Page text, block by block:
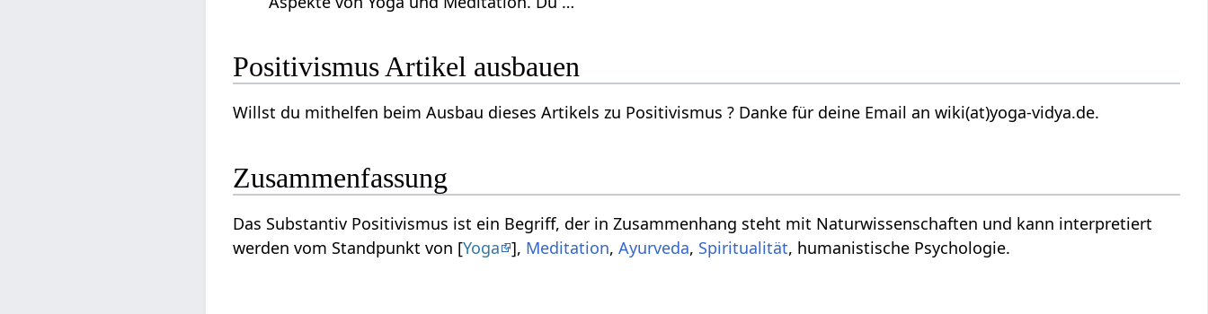
Positivismus‏‎ Artikel ausbauen
Willst du mithelfen beim Ausbau dieses Artikels zu Positivismus‏‎ ? Danke für deine Email an wiki(at)yoga-vidya.de.
Zusammenfassung
Das Substantiv Positivismus‏‎ ist ein Begriff, der in Zusammenhang steht mit Naturwissenschaften und kann interpretiert
werden vom Standpunkt von [Yoga ], Meditation,Ayurveda, Spiritualität, humanistische Psychologie.